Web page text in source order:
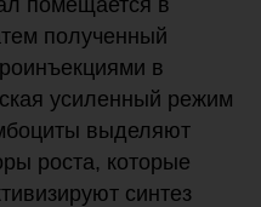
полученный
в
усиленный режим
выделяют
роста, которые
синтез